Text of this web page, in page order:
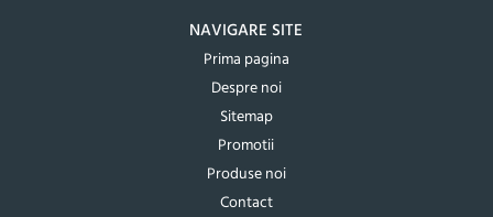
NAVIGARE SITE
Prima pagina
Despre noi
Sitemap
Promotii
Produse noi
Contact